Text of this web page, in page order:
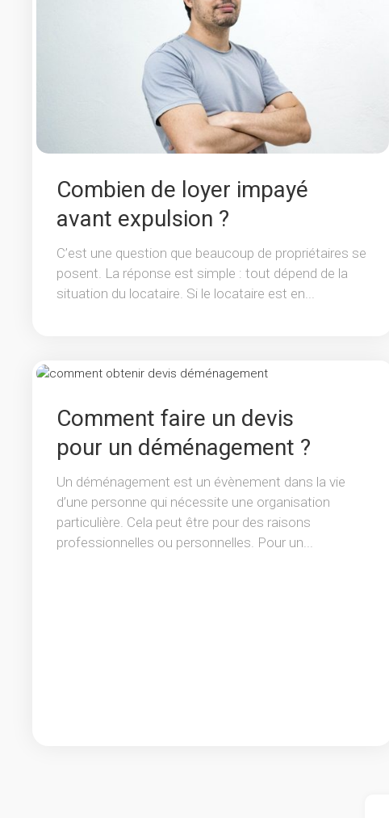
Combien de loyer impayé
avant expulsion ?
C’est une question que beaucoup de propriétaires se
posent. La réponse est simple : tout dépend de la
situation du locataire. Si le locataire est en...
Comment faire un devis
pour un déménagement ?
Un déménagement est un évènement dans la vie
d’une personne qui nécessite une organisation
particulière. Cela peut être pour des raisons
professionnelles ou personnelles. Pour un...